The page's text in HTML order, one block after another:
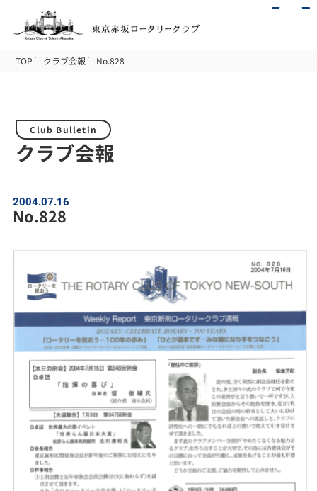
TOP クラブ会報 No.828
Club Bulletin
クラブ会報
2004.07.16
No.828